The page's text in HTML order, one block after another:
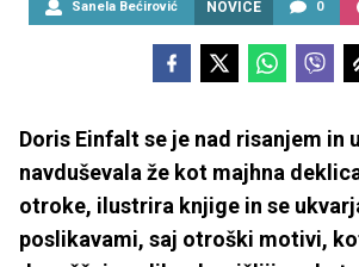
Sanela Bećirović NOVICE 0
Doris Einfalt se je nad risanjem in
navduševala že kot majhna
otroke, ilustrira knjige in se
poslikavami, saj otroški motivi,